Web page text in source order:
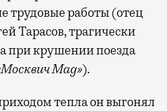
трудовые работы (отец
Тарасов, трагически
при крушении поезда
Mag»).
тепла он выгонял